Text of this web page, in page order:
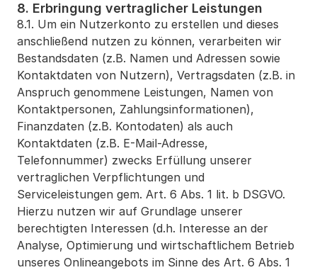
8. Erbringung vertraglicher Leistungen
8.1. Um ein Nutzerkonto zu erstellen und dieses
anschließend nutzen zu können, verarbeiten wir
Bestandsdaten (z.B. Namen und Adressen sowie
Kontaktdaten von Nutzern), Vertragsdaten (z.B. in
Anspruch genommene Leistungen, Namen von
Kontaktpersonen, Zahlungsinformationen),
Finanzdaten (z.B. Kontodaten) als auch
Kontaktdaten (z.B. E-Mail-Adresse,
Telefonnummer) zwecks Erfüllung unserer
vertraglichen Verpflichtungen und
Serviceleistungen gem. Art. 6 Abs. 1 lit. b DSGVO.
Hierzu nutzen wir auf Grundlage unserer
berechtigten Interessen (d.h. Interesse an der
Analyse, Optimierung und wirtschaftlichem Betrieb
unseres Onlineangebots im Sinne des Art. 6 Abs. 1